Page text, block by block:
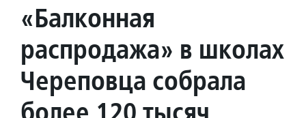
«Балконная
распродажа» в школах
Череповца собрала